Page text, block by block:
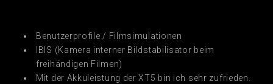
Benutzerprofile / Filmsimulationen
IBIS (Kamera interner Bildstabilisator beim
freihändigen Filmen)
Mit der Akkuleistung der XT5 bin ich sehr zufrieden.